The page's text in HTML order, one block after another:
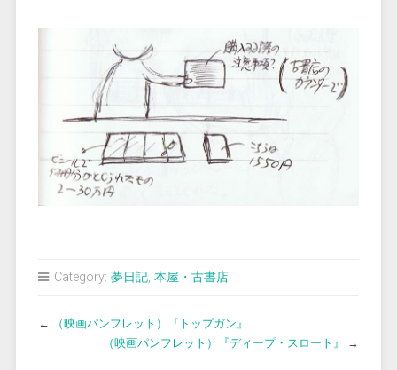
Category: 夢日記, 本屋・古書店
←
（映画パンフレット）『トップガン』
（映画パンフレット）『ディープ・スロート』
→